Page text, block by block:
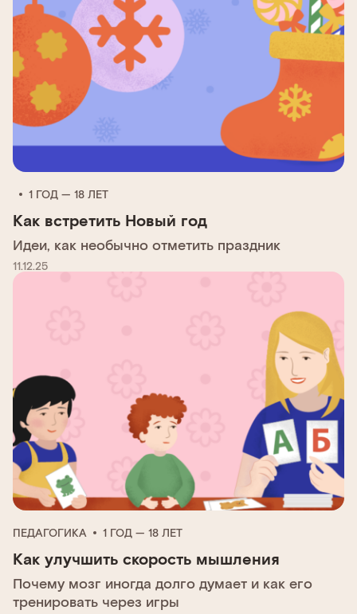
1 ГОД — 18 ЛЕТ
Как встретить Новый год
Идеи, как необычно отметить праздник
11.12.25
ПЕДАГОГИКА 1 ГОД — 18 ЛЕТ
Как улучшить скорость мышления
Почему мозг иногда долго думает и как его
тренировать через игры